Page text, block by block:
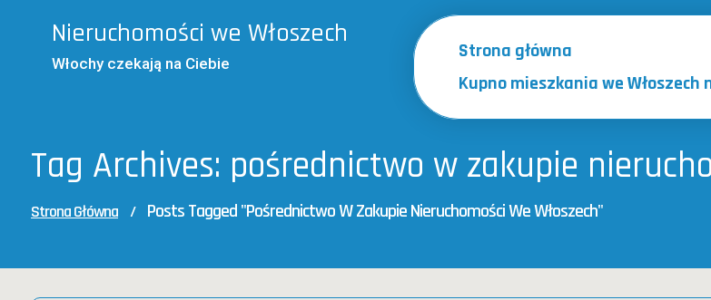
Nieruchomości we Włoszech
Włochy czekają na Ciebie
Strona główna
Kupno mieszkania we Włoszech
Tag Archives: pośrednictwo w zakupie
Strona Główna / Posts Tagged "pośrednictwo W Zakupie Nieruchomości We Włoszech"